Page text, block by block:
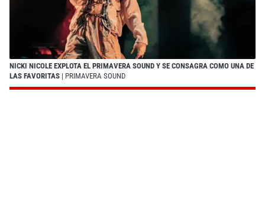
NICKI NICOLE EXPLOTA EL PRIMAVERA SOUND Y SE CONSAGRA COMO UNA DE
LAS FAVORITAS | PRIMAVERA SOUND